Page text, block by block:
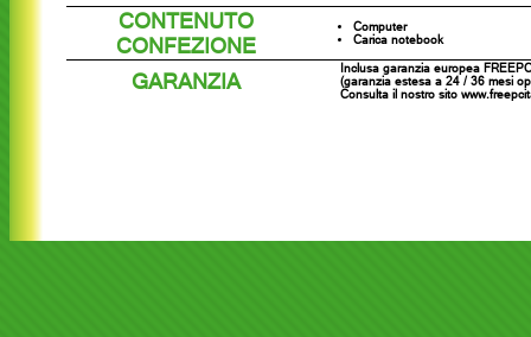
CONTENUTO
CONFEZIONE
Computer
Carica notebook
GARANZIA
Inclusa garanzia europea
(garanzia estesa a 24 / 36 mesi
Consulta il nostro sito